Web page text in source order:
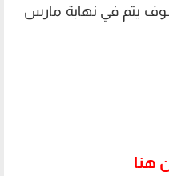
يتم في نهاية مارس
هنا